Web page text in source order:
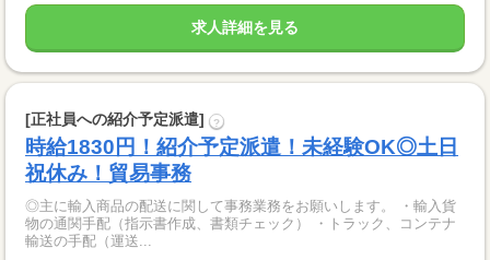
求人詳細を見る
[正社員への紹介予定派遣] ?
時給1830円！紹介予定派遣！未経験OK◎土日
祝休み！貿易事務
◎主に輸入商品の配送に関して事務業務をお願いします。 ・輸入貨
物の通関手配（指示書作成、書類チェック） ・トラック、コンテナ
輸送の手配（運送...